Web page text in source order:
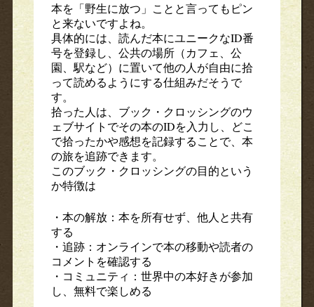
本を「野生に放つ」ことと言ってもピン
と来ないですよね。
具体的には、読んだ本にユニークなID番
号を登録し、公共の場所（カフェ、公
園、駅など）に置いて他の人が自由に拾
って読めるようにする仕組みだそうで
す。
拾った人は、ブック・クロッシングのウ
ェブサイトでその本のIDを入力し、どこ
で拾ったかや感想を記録することで、本
の旅を追跡できます。
このブック・クロッシングの目的という
か特徴は
・本の解放：本を所有せず、他人と共有
する
・追跡：オンラインで本の移動や読者の
コメントを確認する
・コミュニティ：世界中の本好きが参加
し、無料で楽しめる